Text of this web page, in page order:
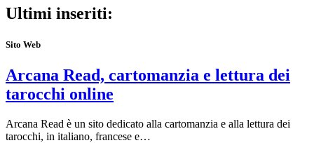
Ultimi inseriti:
Sito Web
Arcana Read, cartomanzia e lettura dei
tarocchi online
Arcana Read è un sito dedicato alla cartomanzia e alla lettura dei
tarocchi, in italiano, francese e…